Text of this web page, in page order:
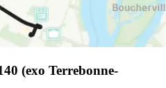
(exo Terrebonne-